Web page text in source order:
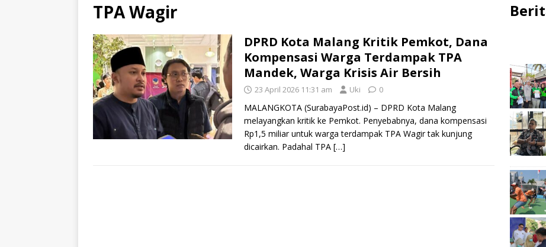
TPA Wagir
DPRD Kota Malang Kritik Pemkot, Dana
Kompensasi Warga Terdampak TPA
Mandek, Warga Krisis Air Bersih
23 April 2026 11:31 am Uki 0
MALANGKOTA (SurabayaPost.id) – DPRD Kota Malang
melayangkan kritik ke Pemkot. Penyebabnya, dana kompensasi
Rp1,5 miliar untuk warga terdampak TPA Wagir tak kunjung
dicairkan. Padahal TPA […]